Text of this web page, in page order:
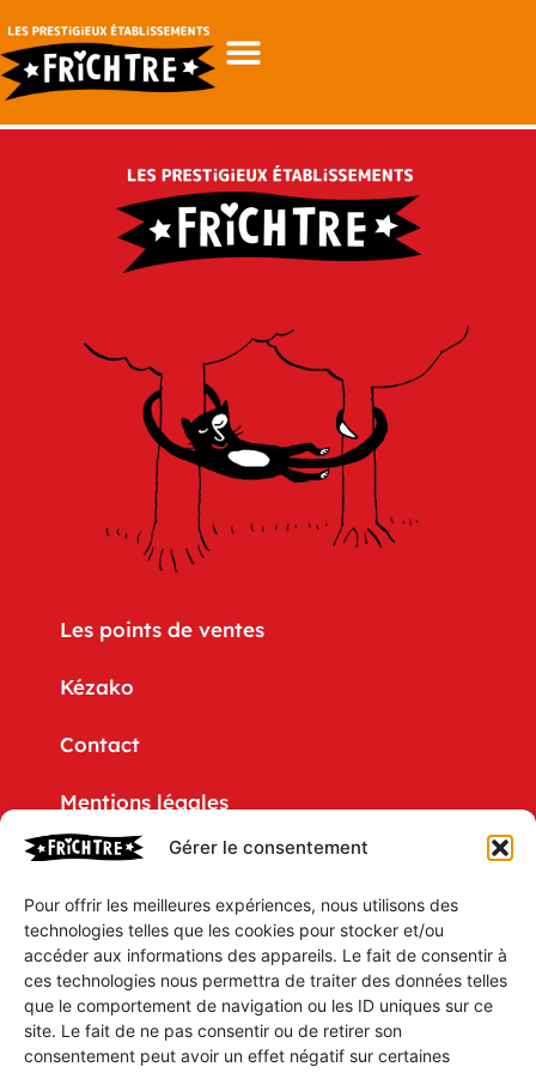
Gérer le consentement
Pour offrir les meilleures expériences, nous utilisons des
technologies telles que les cookies pour stocker et/ou
accéder aux informations des appareils. Le fait de consentir à
ces technologies nous permettra de traiter des données telles
que le comportement de navigation ou les ID uniques sur ce
site. Le fait de ne pas consentir ou de retirer son
consentement peut avoir un effet négatif sur certaines
Les points de ventes
Kézako
Contact
Mentions légales
Politique de confidentialité
CGV
Mon compte
Mon Panier